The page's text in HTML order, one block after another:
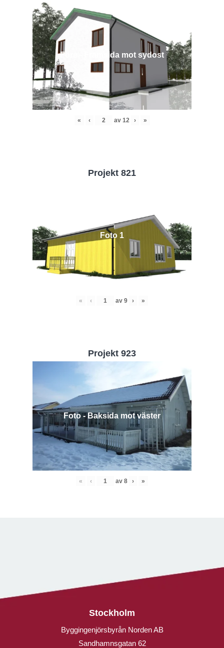
Före - Framsida mot sydost
« ‹ av 12 › »
Projekt 821
Foto 1
« ‹ av 9 › »
Projekt 923
Foto - Baksida mot väster
« ‹ av 8 › »
Stockholm
Byggingenjörsbyrån Norden AB
Sandhamnsgatan 62